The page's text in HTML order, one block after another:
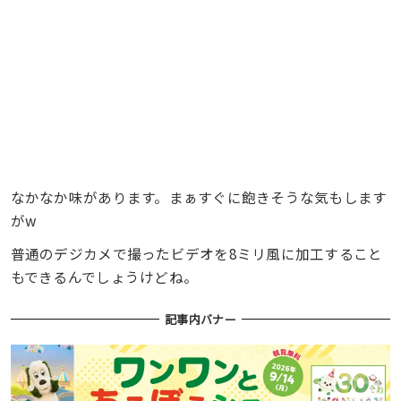
なかなか味があります。まぁすぐに飽きそうな気もします
がw
普通のデジカメで撮ったビデオを8ミリ風に加工すること
もできるんでしょうけどね。
記事内バナー